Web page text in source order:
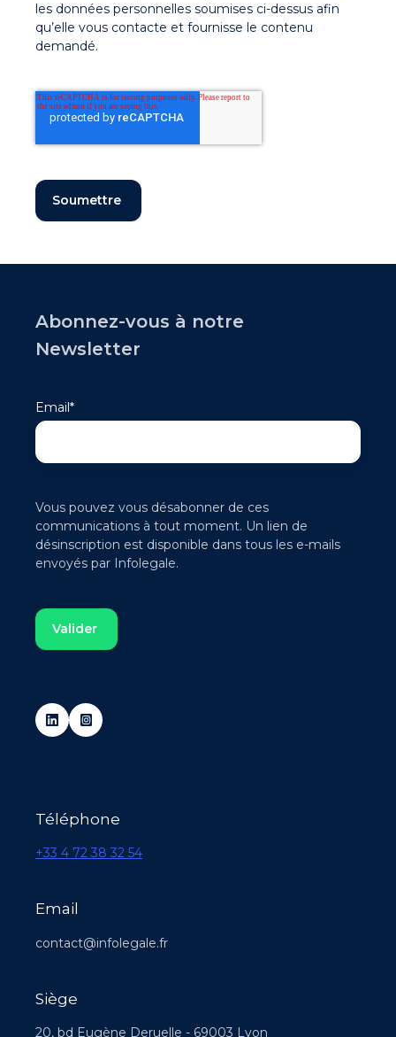
les données personnelles soumises ci-dessus afin
qu’elle vous contacte et fournisse le contenu
demandé.
Abonnez-vous à notre
Newsletter
Email*
Vous pouvez vous désabonner de ces
communications à tout moment. Un lien de
désinscription est disponible dans tous les e-mails
envoyés par Infolegale.
Téléphone
+33 4 72 38 32 54
Email
contact@infolegale.fr
Siège
20, bd Eugène Deruelle - 69003 Lyon